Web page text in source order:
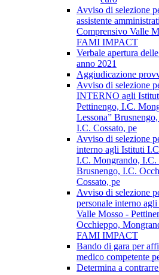
Avviso di selezione
assistente
Comprensivo Valle
FAMI IMPACT
Verbale apertura
anno 2021
Aggiudicazione
Avviso di selezione
INTERNO agli
Pettinengo, I.C.
Lessona”
I.C. Cossato, pe
Avviso di selezione
interno agli Istituti
I.C. Mongrando, I.C.
Brusnengo, I.C.
Cossato, pe
Avviso di selezione
personale interno
Valle Mosso -
Occhieppo,
FAMI IMPACT
Bando di gara per
medico competente
Determina a